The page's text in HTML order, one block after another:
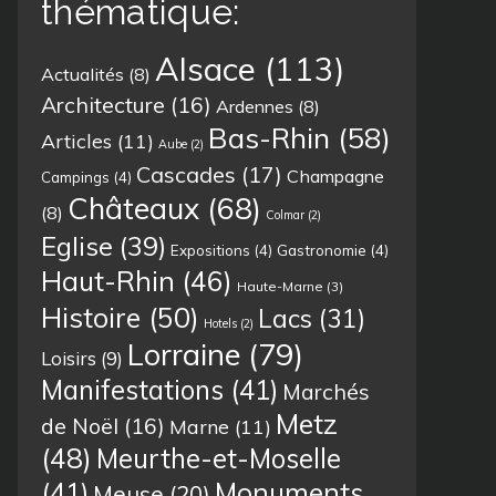
thématique:
Actualités (8) Alsace (113)
Architecture (16) Ardennes (8)
Articles (11) Aube (2) Bas-Rhin (58)
Campings (4) Cascades (17) Champagne
(8) Châteaux (68) Colmar (2)
Eglise (39) Expositions (4) Gastronomie (4)
Haut-Rhin (46) Haute-Marne (3)
Histoire (50) Hotels (2) Lacs (31)
Loisirs (9) Lorraine (79)
Manifestations (41) Marchés
de Noël (16) Marne (11) Metz
(48) Meurthe-et-Moselle